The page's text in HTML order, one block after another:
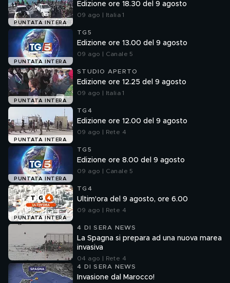
PUNTATA INTERA
Edizione ore 18.30 del 9 agosto
09 ago | Italia 1
PUNTATA INTERA
TG5
Edizione ore 13.00 del 9 agosto
09 ago | Canale 5
PUNTATA INTERA
STUDIO APERTO
Edizione ore 12.25 del 9 agosto
09 ago | Italia 1
PUNTATA INTERA
TG4
Edizione ore 12.00 del 9 agosto
09 ago | Rete 4
PUNTATA INTERA
TG5
Edizione ore 8.00 del 9 agosto
09 ago | Canale 5
PUNTATA INTERA
TG4
Ultim'ora del 9 agosto, ore 6.00
09 ago | Rete 4
4 DI SERA NEWS
La Spagna si prepara ad una nuova marea
invasiva
04 ago | Rete 4
4 DI SERA NEWS
Invasione dal Marocco!